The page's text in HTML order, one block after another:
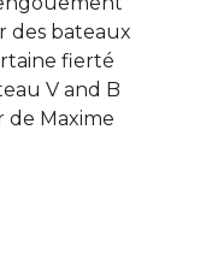
des bateaux
fierté
V and B
Maxime